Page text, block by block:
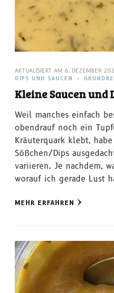
AKTUALISIERT AM 6. DEZEMBER
DIPS UND SAUCEN
Kleine Saucen und
Weil manches einfach
obendrauf noch ein
Kräuterquark klebt,
Sößchen/Dips
variieren. Je nachdem,
worauf ich gerade Lust
MEHR ERFAHREN